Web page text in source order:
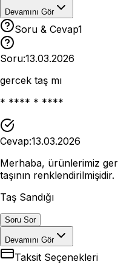
Devamını Gör
Soru & Cevap1
Soru:13.03.2026
gercek taş mı
* **** * ****
Cevap:13.03.2026
Merhaba, ürünlerimiz
taşının renklendirilmişidir.
Taş Sandığı
Soru Sor
Devamını Gör
Taksit Seçenekleri